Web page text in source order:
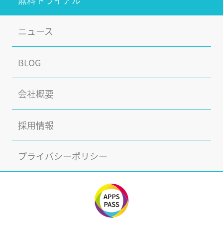
ニュース
BLOG
会社概要
採用情報
プライバシーポリシー